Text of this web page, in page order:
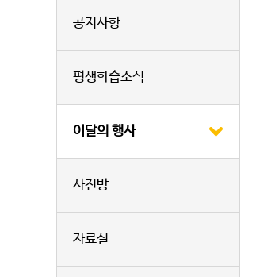
공지사항
평생학습소식
이달의 행사
사진방
자료실